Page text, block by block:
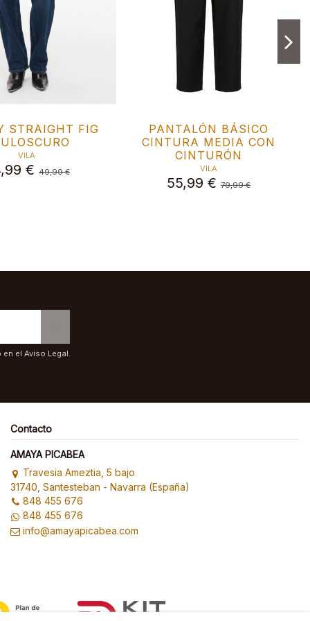
STRAIGHT FIG
VILA
€49,99 €
PANTALÓN BÁSICO
CINTURA MEDIA CON
CINTURÓN
VILA
55,99 €79,99 €
el Aviso Legal.
Contacto
AMAYA PICABEA
Travesia Ameztia, 5 bajo
31740, Santesteban - Navarra (España)
848 455 676
848 455 676
info@amayapicabea.com